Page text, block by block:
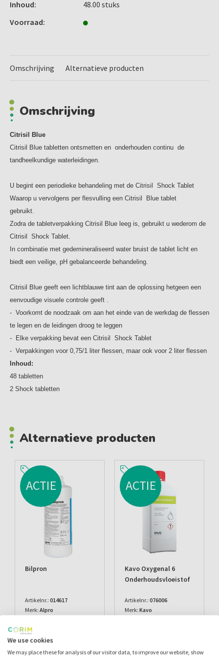
liter flessen
Inhoud:
48.00 stuks
Voorraad:
Omschrijving Alternatieve producten
Omschrijving
Citrisil Blue
Citrisil Blue tabletten ontsmetten en onderhouden continu de
tandheelkundige waterleidingen.
U begint een periodieke behandeling met de Citrisil Shock Tablet
Waarop u vervolgens per flesvulling een Citrisil Blue tablet
gebruikt.
Zodra de tabletverpakking Citrisil Blue leeg is, gebruikt u wederom de
Citrisil Shock Tablet.
In combinatie met gedemineraliseerd water bruist de tablet licht en
biedt een veilige, pH gebalanceerde behandeling.
Citrisil Blue geeft een lichtblauwe tint aan de oplossing hetgeen een
eenvoudige visuele controle geeft .
- Voorkomt de noodzaak om aan het einde van de werkdag de flessen
te legen en de leidingen droog te leggen
- Elke verpakking bevat een Citrisil Shock Tablet
- Verpakkingen voor 0,75/1 liter flessen, maar ook voor 2 liter flessen
Inhoud:
48 tabletten
2 Shock tabletten
Alternatieve producten
ACTIE
Bilpron
Artikelnr.: 014617
Merk: Alpro
ACTIE
Kavo Oxygenal 6
Onderhoudsvloeistof
Artikelnr.: 076006
Merk: Kavo
We use cookies
We may place these for analysis of our visitor data, to improve our website, show